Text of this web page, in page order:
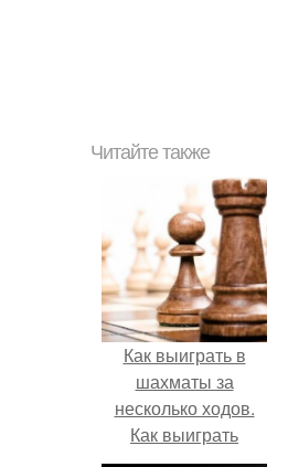
Читайте также
Как выиграть в
шахматы за
несколько ходов.
Как выиграть
шахматную партию